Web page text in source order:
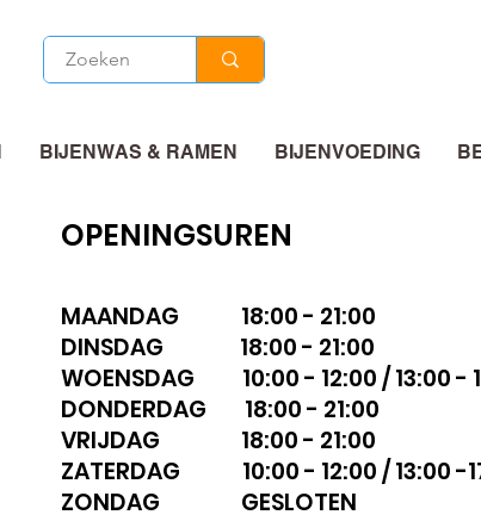
BIJENWAS & RAMEN BIJENVOEDING
OPENINGSUREN
MAANDAG 18:00 - 21:00
DINSDAG 18:00 - 21:00
WOENSDAG 10:00 - 12:00 / 13:00 -
DONDERDAG 18:00 - 21:00
VRIJDAG 18:00 - 21:00
ZATERDAG 10:00 - 12:00 / 13:00 -
ZONDAG GESLOTEN